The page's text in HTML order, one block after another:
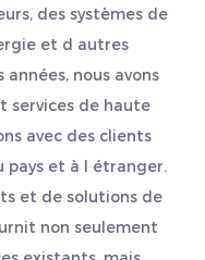
et précisément
électrique,
et à
l éclat.
des systèmes de
et d autres
nous avons
services de haute
avec des clients
pays et à l étranger.
et de solutions de
non seulement